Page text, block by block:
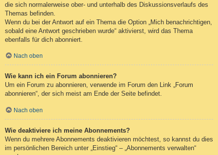
die sich normalerweise ober- und unterhalb des Diskussionsverlaufs des
Themas befinden.
Wenn du bei der Antwort auf ein Thema die Option „Mich benachrichtigen,
sobald eine Antwort geschrieben wurde“ aktivierst, wird das Thema
ebenfalls für dich abonniert.
Nach oben
Wie kann ich ein Forum abonnieren?
Um ein Forum zu abonnieren, verwende im Forum den Link „Forum
abonnieren“, der sich meist am Ende der Seite befindet.
Nach oben
Wie deaktiviere ich meine Abonnements?
Wenn du mehrere Abonnements deaktivieren möchtest, so kannst du dies
im persönlichen Bereich unter „Einstieg“ – „Abonnements verwalten“